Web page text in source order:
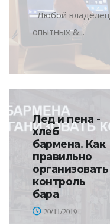
Любой владелец
опытных &...
Лед и пена -
хлеб
бармена. Как
правильно
организовать
контроль
бара
20/11/2019